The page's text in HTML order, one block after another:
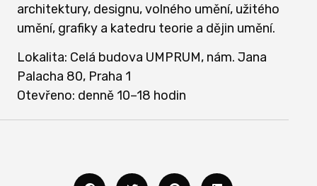
architektury, designu, volného umění, užitého
umění, grafiky a katedru teorie a dějin umění.
Lokalita: Celá budova UMPRUM, nám. Jana
Palacha 80, Praha 1
Otevřeno: denně 10–18 hodin